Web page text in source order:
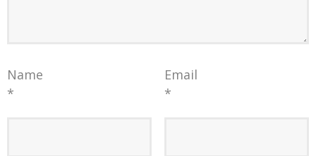
Name
*
Email
*